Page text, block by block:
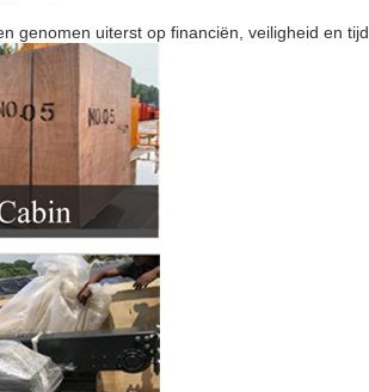
genomen uiterst op financiën, veiligheid en tijd.